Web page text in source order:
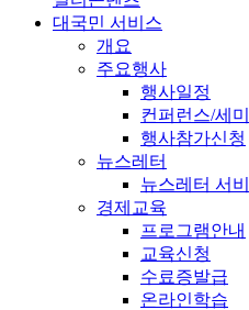
대국민 서비스
개요
주요행사
행사일정
컨퍼런스/세
행사참가신청
뉴스레터
뉴스레터 서
경제교육
프로그램안내
교육신청
수료증발급
온라인학습